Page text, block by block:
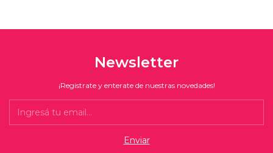
Newsletter
¡Registrate y enterate de nuestras novedades!